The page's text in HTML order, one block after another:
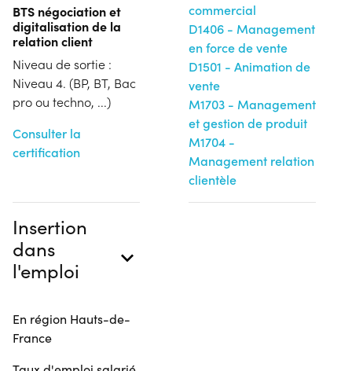
BTS négociation et
digitalisation de la
relation client
Niveau de sortie :
Niveau 4. (BP, BT, Bac
pro ou techno, ...)
Consulter la
certification
commercial
D1406 - Management
en force de vente
D1501 - Animation de
vente
M1703 - Management
et gestion de produit
M1704 -
Management relation
clientèle
Insertion
dans
l'emploi
En région Hauts-de-
France